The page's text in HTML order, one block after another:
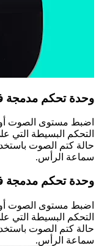
وحدة تحكم مدمجة
اضبط مستوى الصوت أو
التحكم البسيطة التي
حالة كتم الصوت
سماعة الرأس.
وحدة تحكم مدمجة
اضبط مستوى الصوت أو
التحكم البسيطة التي
حالة كتم الصوت
سماعة الرأس.